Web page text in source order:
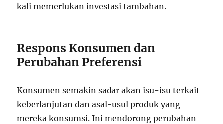
kali memerlukan investasi tambahan.
Respons Konsumen dan
Perubahan Preferensi
Konsumen semakin sadar akan isu-isu terkait
keberlanjutan dan asal-usul produk yang
mereka konsumsi. Ini mendorong perubahan